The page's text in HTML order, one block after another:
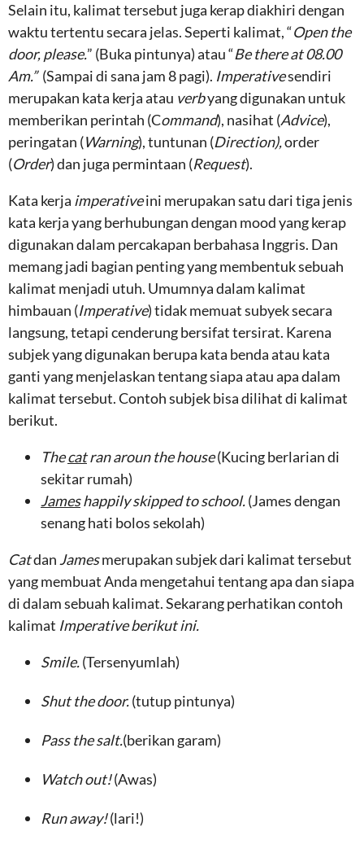
Selain itu, kalimat tersebut juga kerap diakhiri dengan
waktu tertentu secara jelas. Seperti kalimat, “Open the
door, please.” (Buka pintunya) atau “Be there at 08.00
Am.” (Sampai di sana jam 8 pagi). Imperativesendiri
merupakan kata kerja atau verbyang digunakan untuk
memberikan perintah (Command), nasihat (Advice),
peringatan (Warning), tuntunan (Direction),order
(Order) dan juga permintaan (Request).
Kata kerja imperativeini merupakan satu dari tiga jenis
kata kerja yang berhubungan dengan mood yang kerap
digunakan dalam percakapan berbahasa Inggris. Dan
memang jadi bagian penting yang membentuk sebuah
kalimat menjadi utuh. Umumnya dalam kalimat
himbauan (Imperative) tidak memuat subyek secara
langsung, tetapi cenderung bersifat tersirat. Karena
subjek yang digunakan berupa kata benda atau kata
ganti yang menjelaskan tentang siapa atau apa dalam
kalimat tersebut. Contoh subjek bisa dilihat di kalimat
berikut.
Thecatran aroun the house(Kucing berlarian di
sekitar rumah)
Jameshappily skipped to school.(James dengan
senang hati bolos sekolah)
Catdan Jamesmerupakan subjek dari kalimat tersebut
yang membuat Anda mengetahui tentang apa dan siapa
di dalam sebuah kalimat. Sekarang perhatikan contoh
kalimat Imperative berikut ini.
Smile.(Tersenyumlah)
Shut the door.(tutup pintunya)
Pass the salt.(berikan garam)
Watch out!(Awas)
Run away!(lari!)